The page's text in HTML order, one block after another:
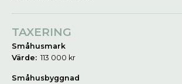
TAXERING
Småhusmark
Värde: 113 000 kr
Småhusbyggnad